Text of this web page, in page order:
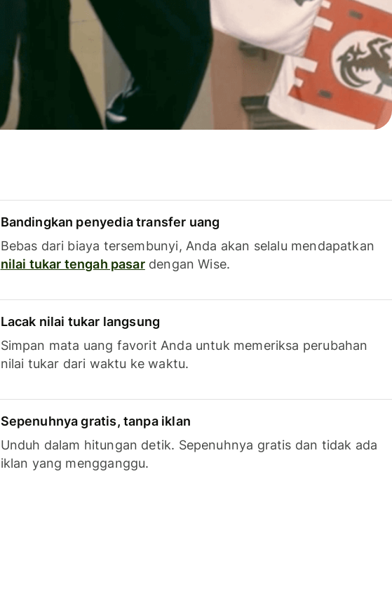
Bandingkan penyedia transfer uang
Bebas dari biaya tersembunyi, Anda akan selalu mendapatkan
nilai tukar tengah pasardengan Wise.
Lacak nilai tukar langsung
Simpan mata uang favorit Anda untuk memeriksa perubahan
nilai tukar dari waktu ke waktu.
Sepenuhnya gratis, tanpa iklan
Unduh dalam hitungan detik. Sepenuhnya gratis dan tidak ada
iklan yang mengganggu.